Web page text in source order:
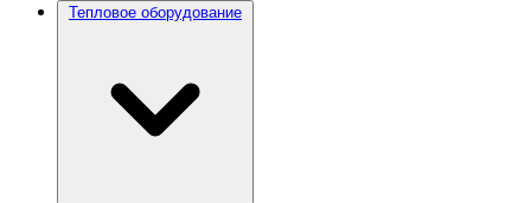
Тепловое оборудование